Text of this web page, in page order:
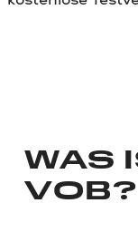
WAS
VOB?